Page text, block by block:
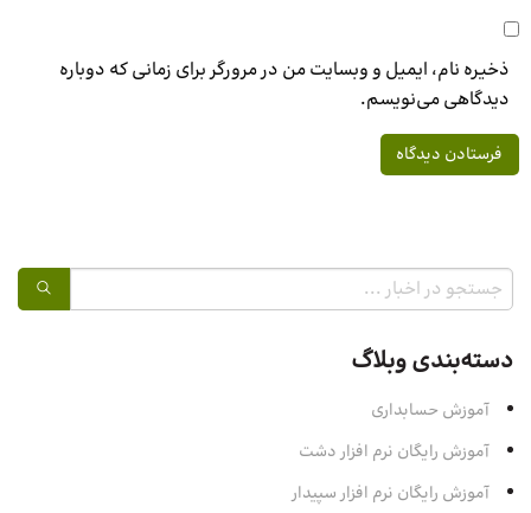
ذخیره نام، ایمیل و وبسایت من در مرورگر برای زمانی که دوباره
دیدگاهی می‌نویسم.
دسته‌بندی وبلاگ
آموزش حسابداری
آموزش رایگان نرم افزار دشت
آموزش رایگان نرم افزار سپیدار